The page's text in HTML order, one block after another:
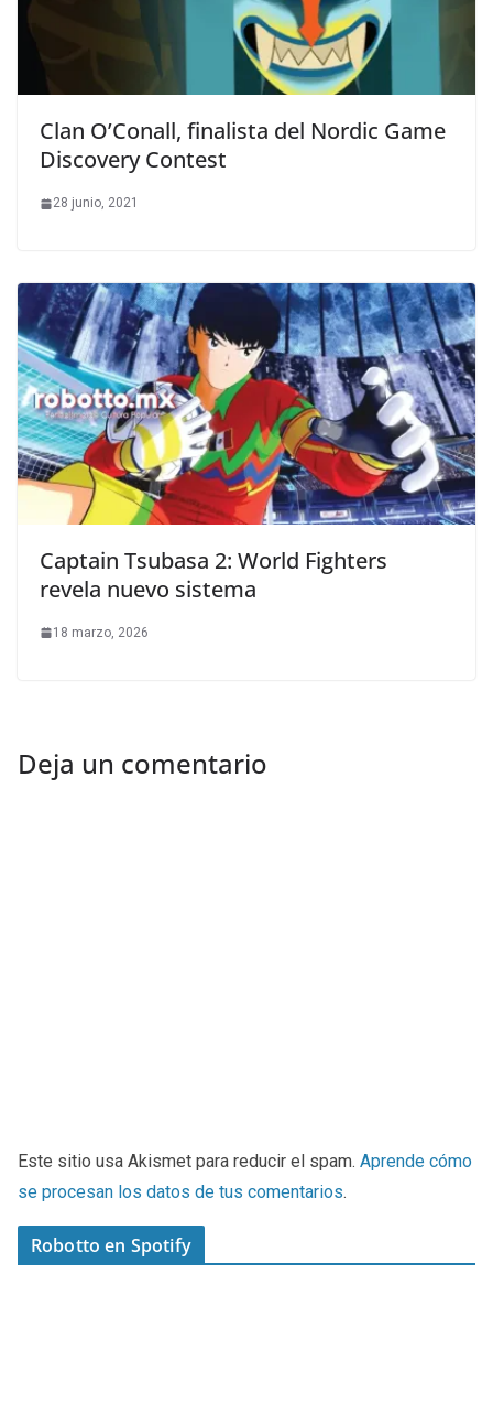
Clan O’Conall, finalista del Nordic Game
Discovery Contest
28 junio, 2021
Captain Tsubasa 2: World Fighters
revela nuevo sistema
18 marzo, 2026
Deja un comentario
Este sitio usa Akismet para reducir el spam. Aprende cómo
se procesan los datos de tus comentarios.
Robotto en Spotify